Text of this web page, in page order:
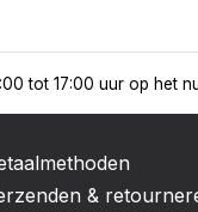
10% korting
&